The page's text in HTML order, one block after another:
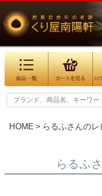
HOME らるふさんのレ
らるふ